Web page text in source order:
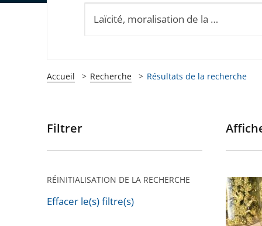
Accueil Recherche Résultats de la recherche
Passer
pour
après
Filtrer
RÉINITIALISATION DE LA RECHERCHE
Effacer le(s) filtre(s)
CBD
: